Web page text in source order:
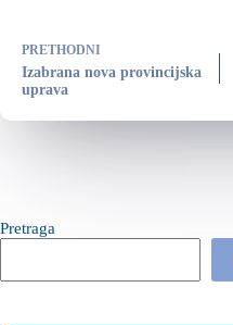
PRETHODNI
Izabrana nova provincijska
uprava
Pretraga